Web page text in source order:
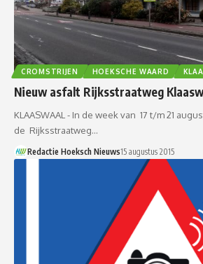
CROMSTRIJEN HOEKSCHE WAARD
Nieuw asfalt Rijksstraatweg
KLAASWAAL - In de week van 17 t/m 21
de Rijksstraatweg…
Redactie Hoeksch Nieuws15 augustus 2015